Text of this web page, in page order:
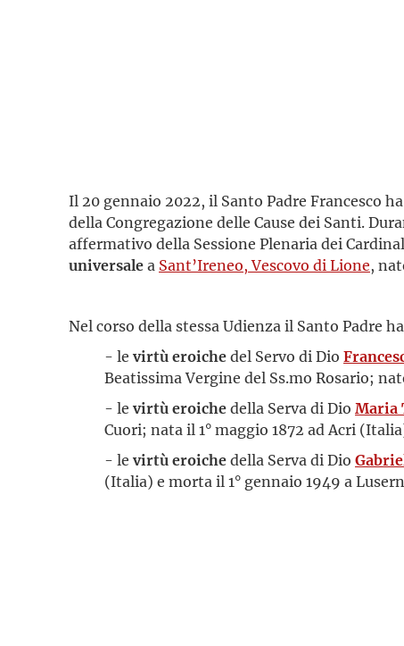
Il 20 gennaio 2022, il Santo Padre Francesco
della Congregazione delle Cause dei Santi.
affermativo della Sessione Plenaria dei
universalea Sant’Ireneo, Vescovo di Lione,
Nel corso della stessa Udienza il Santo Padre
- le virtù eroichedel Servo di Dio
Beatissima Vergine del Ss.mo Rosario;
- le virtù eroichedella Serva di Dio Maria
Cuori; nata il 1° maggio 1872 ad Acri
- le virtù eroichedella Serva di Dio
(Italia) e morta il 1° gennaio 1949 a